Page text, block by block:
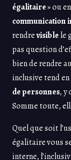
égalitaire» ou
communication
rendrevisible le
pas question
bien de rendre
inclusive tend
de personnes, y
Somme toute,
Quel que soit
égalitaire vous
interne,